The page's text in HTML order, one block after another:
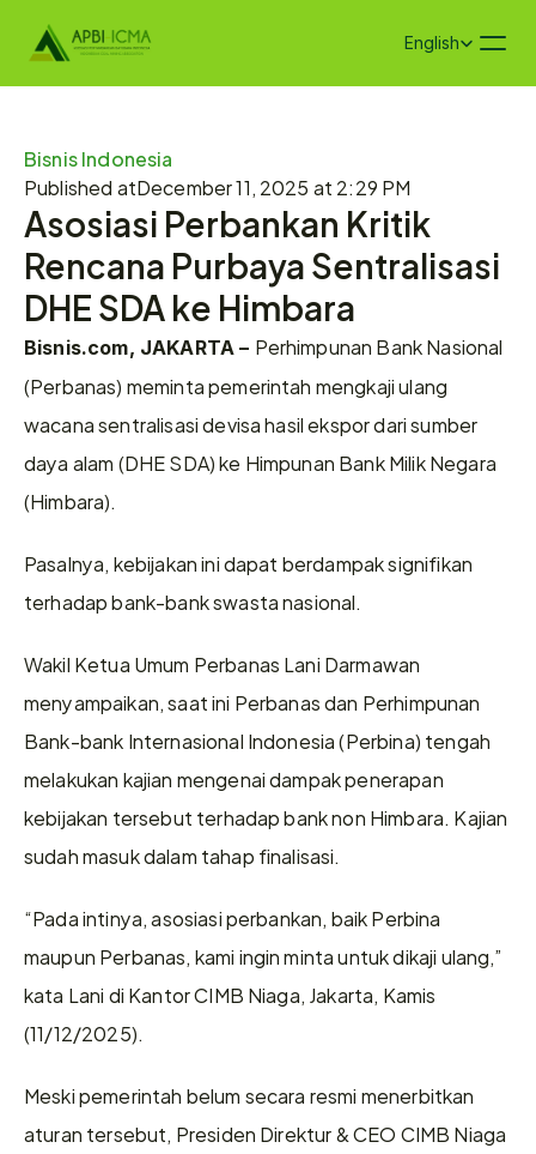
Select Language
English
Bisnis Indonesia
Published atDecember 11, 2025 at 2:29 PM
Asosiasi Perbankan Kritik
Rencana Purbaya Sentralisasi
DHE SDA ke Himbara
Bisnis.com, JAKARTA – Perhimpunan Bank Nasional
(Perbanas) meminta pemerintah mengkaji ulang
wacana sentralisasi devisa hasil ekspor dari sumber
daya alam (DHE SDA) ke Himpunan Bank Milik Negara
(Himbara).
Pasalnya, kebijakan ini dapat berdampak signifikan
terhadap bank-bank swasta nasional.
Wakil Ketua Umum Perbanas Lani Darmawan
menyampaikan, saat ini Perbanas dan Perhimpunan
Bank-bank Internasional Indonesia (Perbina) tengah
melakukan kajian mengenai dampak penerapan
kebijakan tersebut terhadap bank non Himbara. Kajian
sudah masuk dalam tahap finalisasi.
“Pada intinya, asosiasi perbankan, baik Perbina
maupun Perbanas, kami ingin minta untuk dikaji ulang,”
kata Lani di Kantor CIMB Niaga, Jakarta, Kamis
(11/12/2025).
Meski pemerintah belum secara resmi menerbitkan
aturan tersebut, Presiden Direktur & CEO CIMB Niaga